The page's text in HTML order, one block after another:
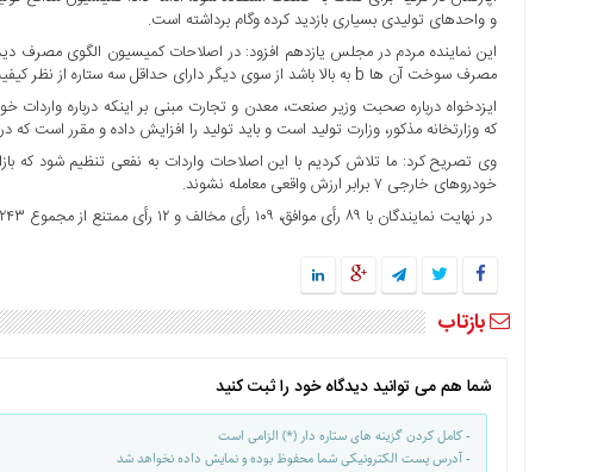
و واحدهای تولیدی بسیاری بازدید کرده وگام برداشته است.
این نماینده مردم در مجلس یازدهم افزود: در اصلاحات کمیسیون الگوی مصرف
مصرف سوخت آن ها b به بالا باشد از سوی دیگر دارای حداقل سه ستاره از نظر کیفیت باشند.
ایزدخواه درباره صحبت وزیر صنعت، معدن و تجارت مبنی بر اینکه درباره
که وزارتخانه مذکور، وزارت تولید است و باید تولید را افزایش داده و مقرر است که در ۶ ماه تولید صد هزار خودرو را افزایش دهند.
وی تصریح کرد: ما تلاش کردیم با این اصلاحات واردات به نفعی تنظیم شود که
خودروهای خارجی ۷ برابر ارزش واقعی معامله نشوند.
در نهایت نمایندگان با ۸۹ رأی موافق، ۱۰۹ رأی مخالف و ۱۲ رأی ممتنع از مجموع ۲۴۳ نماینده حاضر در صحن، با این اخطار مخالفت کردند.Mr
بازتاب
شما هم می توانید دیدگاه خود را ثبت کنید
- کامل کردن گزینه های ستاره دار (*) الزامی است
- آدرس پست الکترونیکی شما محفوظ بوده و نمایش داده نخواهد شد